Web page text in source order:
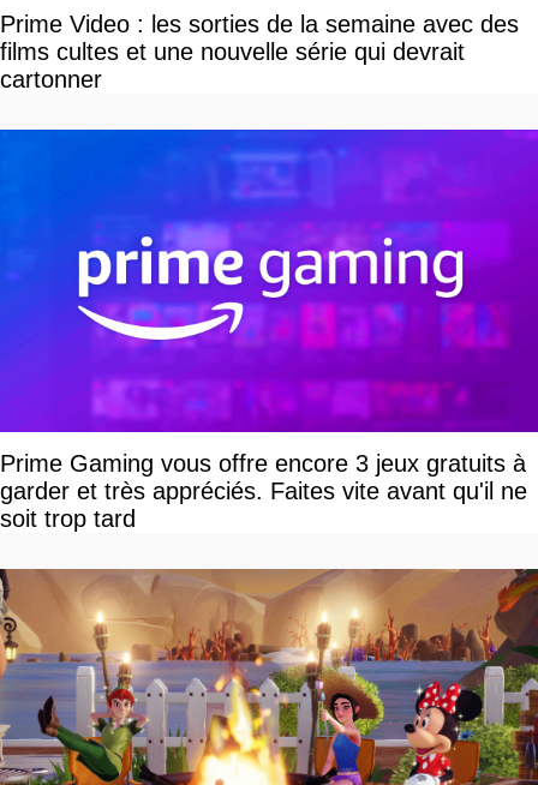
Prime Video : les sorties de la semaine avec des
films cultes et une nouvelle série qui devrait
cartonner
Prime Gaming vous offre encore 3 jeux gratuits à
garder et très appréciés. Faites vite avant qu'il ne
soit trop tard